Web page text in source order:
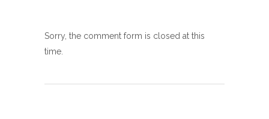
Sorry, the comment form is closed at this
time.